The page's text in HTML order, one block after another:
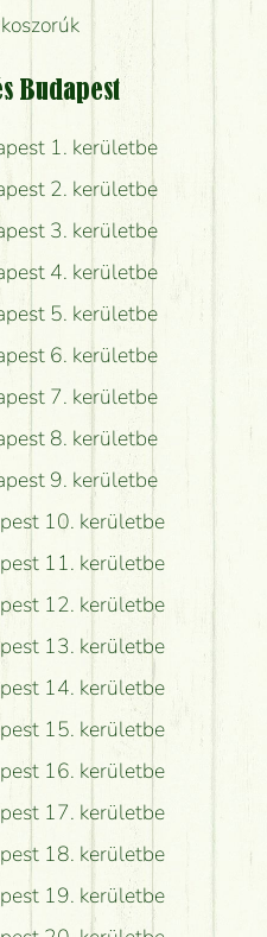
Budapest
1. kerületbe
2. kerületbe
3. kerületbe
4. kerületbe
5. kerületbe
6. kerületbe
7. kerületbe
8. kerületbe
9. kerületbe
10. kerületbe
11. kerületbe
12. kerületbe
13. kerületbe
14. kerületbe
15. kerületbe
16. kerületbe
17. kerületbe
18. kerületbe
19. kerületbe